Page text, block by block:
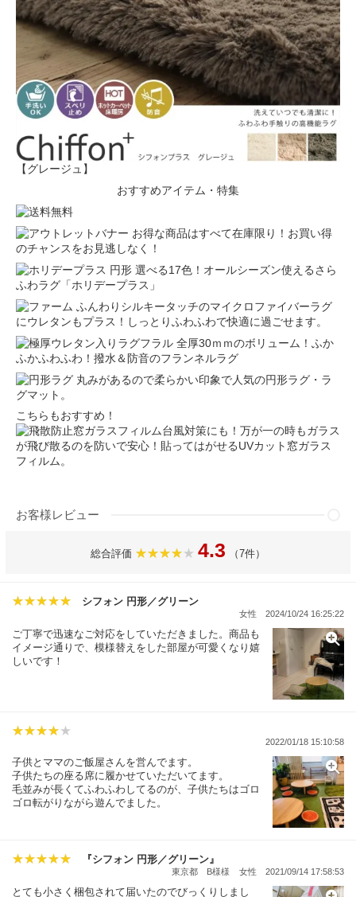
【グレージュ】
おすすめアイテム・特集
お得な商品はすべて在庫限り！お買い得
のチャンスをお見逃しなく！
選べる17色！オールシーズン使えるさら
ふわラグ「ホリデープラス」
ふんわりシルキータッチのマイクロファイバーラグ
にウレタンもプラス！しっとりふわふわで快適に過ごせます。
全厚30ｍｍのボリューム！ふか
ふかふわふわ！撥水＆防音のフランネルラグ
丸みがあるので柔らかい印象で人気の円形ラグ・ラ
グマット。
こちらもおすすめ！
台風対策にも！万が一の時もガラス
が飛び散るのを防いで安心！貼ってはがせるUVカット窓ガラス
フィルム。
お客様レビュー
総合評価 4.3 （7件）
シフォン 円形／グリーン
女性 2024/10/24 16:25:22
ご丁寧で迅速なご対応をしていただきました。商品も
イメージ通りで、模様替えをした部屋が可愛くなり嬉
しいです！
2022/01/18 15:10:58
子供とママのご飯屋さんを営んでます。
子供たちの座る席に履かせていただいてます。
毛並みが長くてふわふわしてるのが、子供たちはゴロ
ゴロ転がりながら遊んでました。
『シフォン 円形／グリーン』
東京都 B様様 女性 2021/09/14 17:58:53
とても小さく梱包されて届いたのでびっくりしまし